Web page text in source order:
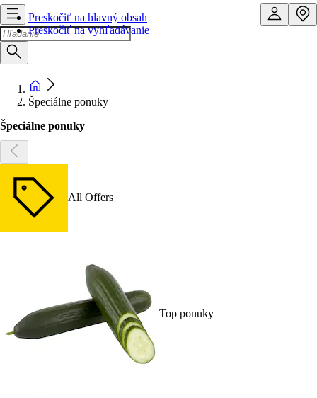
Preskočiť na hlavný obsah
Preskočiť na vyhľadávanie
Špeciálne ponuky
Špeciálne ponuky
All Offers
Top ponuky